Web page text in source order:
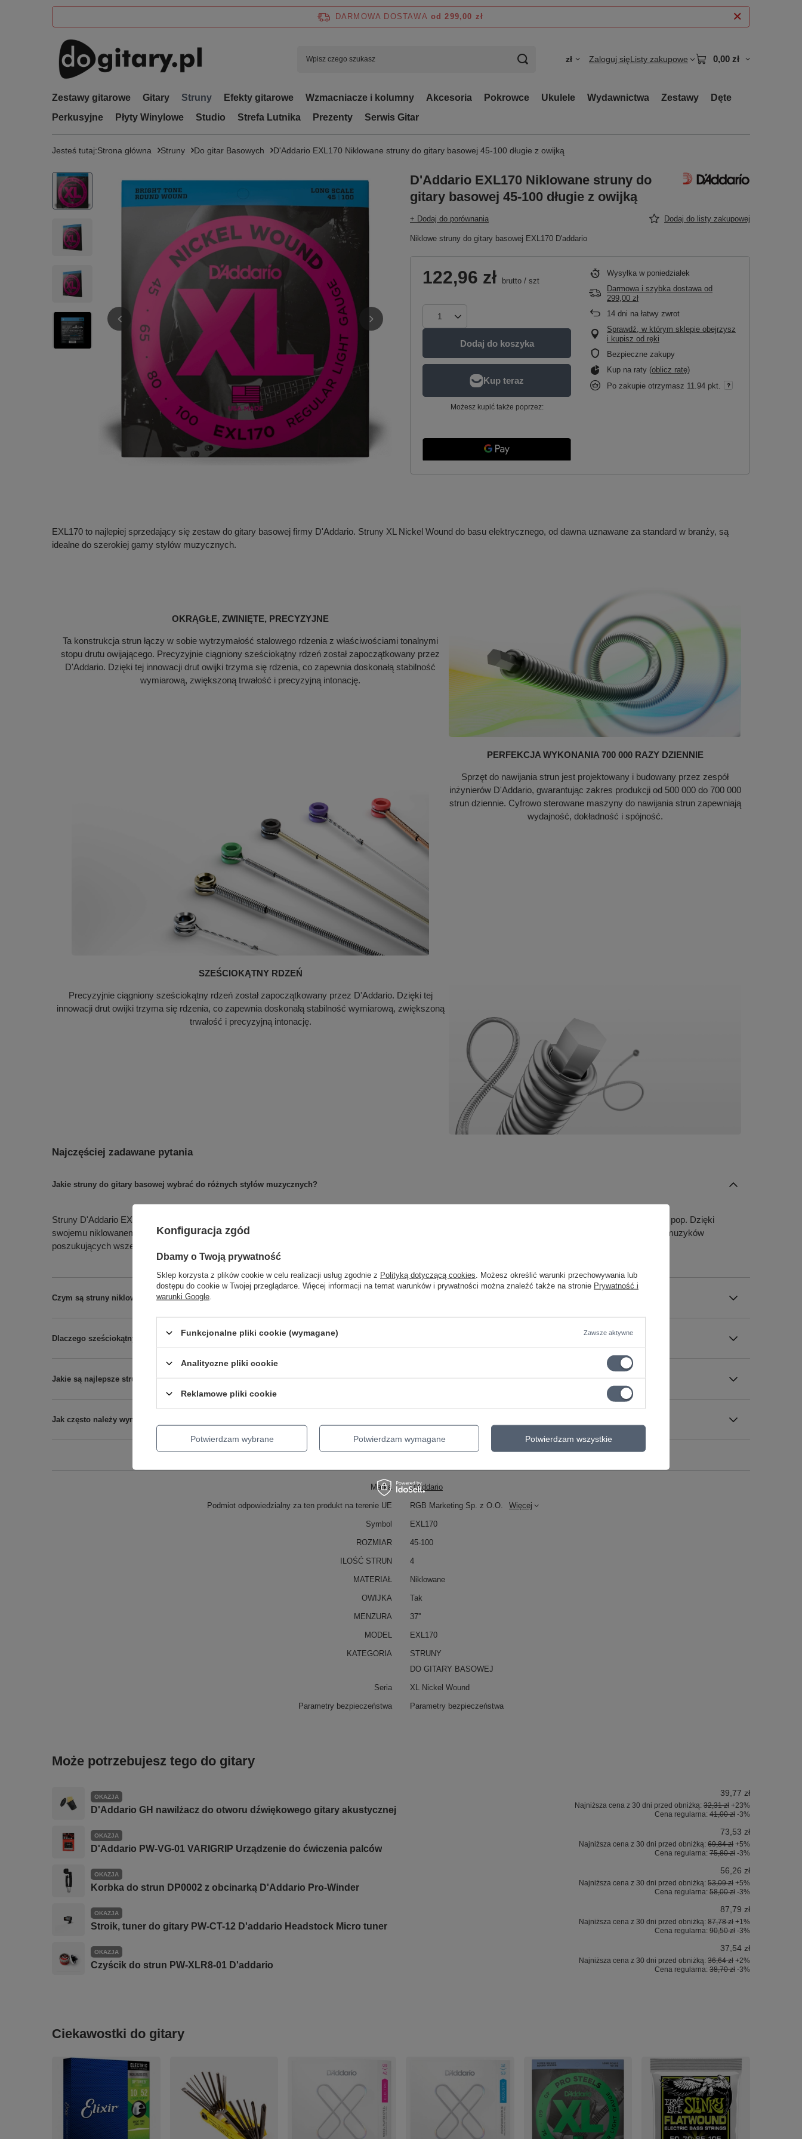
DARMOWA DOSTAWA od 299,00 zł
zł Zaloguj sięListy zakupowe 0,00 zł
Zestawy gitarowe Gitary Struny Efekty gitarowe Wzmacniacze i kolumny Akcesoria Pokrowce Ukulele Wydawnictwa Zestawy
Dęte
Perkusyjne
Płyty Winylowe Studio Strefa Lutnika Prezenty Serwis Gitar
Jesteś tutaj:Strona główna Struny Do gitar Basowych D'Addario EXL170 Niklowane struny do gitary basowej 45-100 długie z owijką
D'Addario EXL170 Niklowane struny do
gitary basowej 45-100 długie z owijką
+ Dodaj do porównania Dodaj do listy zakupowej
Niklowe struny do gitary basowej EXL170 D'addario
122,96 zł brutto / szt
Dodaj do koszyka
Możesz kupić także poprzez:
Wysyłka w poniedziałek
Darmowa i szybka dostawa od
299,00 zł
14 dni na łatwy zwrot
Sprawdź, w którym sklepie obejrzysz
i kupisz od ręki
Bezpieczne zakupy
Kup na raty (oblicz ratę)
Po zakupie otrzymasz 11.94 pkt.
EXL170 to najlepiej sprzedający się zestaw do gitary basowej firmy D'Addario. Struny XL Nickel Wound do basu elektrycznego, od dawna uznawane za standard w branży, są
idealne do szerokiej gamy stylów muzycznych.
OKRĄGŁE, ZWINIĘTE, PRECYZYJNE
Ta konstrukcja strun łączy w sobie wytrzymałość stalowego rdzenia z właściwościami tonalnymi
stopu drutu owijającego. Precyzyjnie ciągniony sześciokątny rdzeń został zapoczątkowany przez
D'Addario. Dzięki tej innowacji drut owijki trzyma się rdzenia, co zapewnia doskonałą stabilność
wymiarową, zwiększoną trwałość i precyzyjną intonację.
PERFEKCJA WYKONANIA 700 000 RAZY DZIENNIE
Sprzęt do nawijania strun jest projektowany i budowany przez zespół
inżynierów D'Addario, gwarantując zakres produkcji od 500 000 do 700 000
strun dziennie. Cyfrowo sterowane maszyny do nawijania strun zapewniają
wydajność, dokładność i spójność.
SZEŚCIOKĄTNY RDZEŃ
Precyzyjnie ciągniony sześciokątny rdzeń został zapoczątkowany przez D'Addario. Dzięki tej
innowacji drut owijki trzyma się rdzenia, co zapewnia doskonałą stabilność wymiarową, zwiększoną
trwałość i precyzyjną intonację.
Najczęściej zadawane pytania
Jakie struny do gitary basowej wybrać do różnych stylów muzycznych?
Struny D'Addario EXL170 to uniwersalne rozwiązanie do gitary basowej, które sprawdzają się w wielu stylach muzycznych – od rocka, przez jazz, po funk czy pop. Dzięki
swojemu niklowanemu owinięciu i precyzyjnemu rdzeniowi oferują zrównoważone brzmienie, dobrą intonację i trwałość, co czyni je doskonałym wyborem dla muzyków
poszukujących wszechstronnych strun basowych.
Czym są struny niklowane i jakie mają zalety w gitarach basowych?
Dlaczego sześciokątny rdzeń w strunach do gitary basowej ma znaczenie?
Jakie są najlepsze struny basowe 45-100 dla średniozaawansowanych muzyków?
Jak często należy wymieniać struny w gitarze basowej przy regularnym graniu?
Marka D'Addario
Podmiot odpowiedzialny za ten produkt na terenie UE RGB Marketing Sp. z O.O. Więcej
Symbol EXL170
ROZMIAR 45-100
ILOŚĆ STRUN 4
MATERIAŁ Niklowane
OWIJKA Tak
MENZURA 37''
MODEL EXL170
KATEGORIA
STRUNY
DO GITARY BASOWEJ
Seria XL Nickel Wound
Parametry bezpieczeństwa Parametry bezpieczeństwa
Może potrzebujesz tego do gitary
OKAZJA
D'Addario GH nawilżacz do otworu dźwiękowego gitary akustycznej
39,77 zł
Najniższa cena z 30 dni przed obniżką: 32,31 zł +23%
Cena regularna: 41,00 zł -3%
OKAZJA
D'Addario PW-VG-01 VARIGRIP Urządzenie do ćwiczenia palców
73,53 zł
Najniższa cena z 30 dni przed obniżką: 69,84 zł +5%
Cena regularna: 75,80 zł -3%
OKAZJA
Korbka do strun DP0002 z obcinarką D'Addario Pro-Winder
56,26 zł
Najniższa cena z 30 dni przed obniżką: 53,09 zł +5%
Cena regularna: 58,00 zł -3%
OKAZJA
Stroik, tuner do gitary PW-CT-12 D'addario Headstock Micro tuner
87,79 zł
Najniższa cena z 30 dni przed obniżką: 87,78 zł +1%
Cena regularna: 90,50 zł -3%
OKAZJA
Czyścik do strun PW-XLR8-01 D'addario
37,54 zł
Najniższa cena z 30 dni przed obniżką: 36,64 zł +2%
Cena regularna: 38,70 zł -3%
Ciekawostki do gitary
Konfiguracja zgód
Dbamy o Twoją prywatność
Sklep korzysta z plików cookie w celu realizacji usług zgodnie z Polityką dotyczącą cookies . Możesz określić warunki przechowywania lub
dostępu do cookie w Twojej przeglądarce. Więcej informacji na temat warunków i prywatności można znaleźć także na stronie Prywatność i
warunki Google
Funkcjonalne pliki cookie (wymagane) Zawsze aktywne
Analityczne pliki cookie
Reklamowe pliki cookie
Potwierdzam wybrane Potwierdzam wymagane Potwierdzam wszystkie